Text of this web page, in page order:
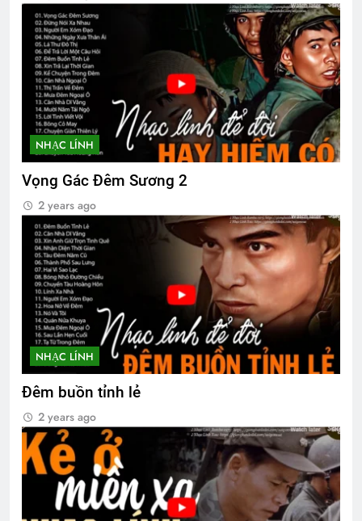
NHẠC LÍNH
Vọng Gác Đêm Sương 2
2 years ago
NHẠC LÍNH
Đêm buồn tỉnh lẻ
2 years ago